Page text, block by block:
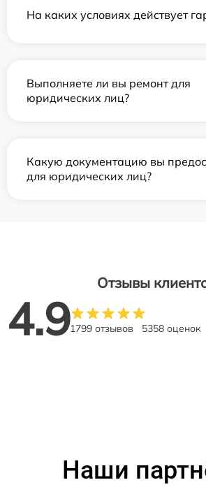
На каких условиях действует
Выполняете ли вы ремонт для
юридических лиц?
Какую документацию вы
для юридических лиц?
Отзывы
4.91799 отзывов 5358 оценок
Наши